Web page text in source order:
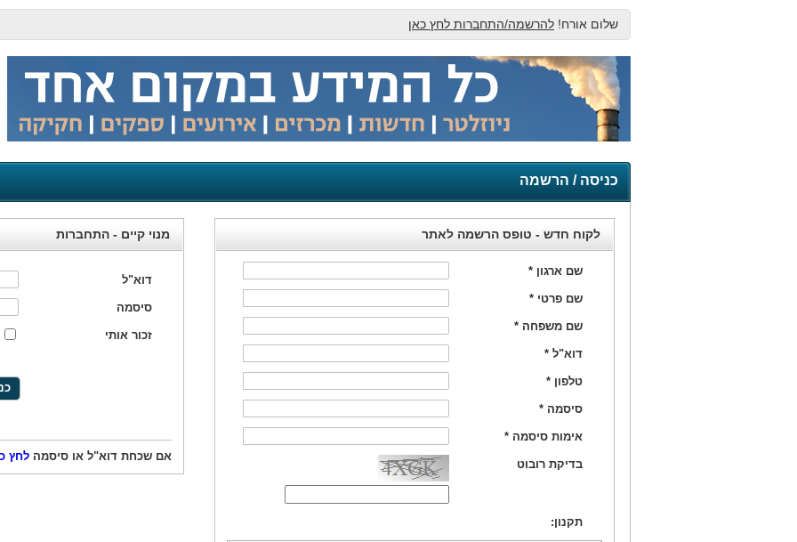
שלום אורח! להרשמה/התחברות לחץ כאן
כניסה / הרשמה
מנוי קיים - התחברות
דוא"ל
סיסמה
זכור אותי
אם שכחת דוא"ל או סיסמה לחץ
לקוח חדש - טופס הרשמה לאתר
שם ארגון *
שם פרטי *
שם משפחה *
דוא"ל *
טלפון *
סיסמה *
אימות סיסמה *
בדיקת רובוט
תקנון: